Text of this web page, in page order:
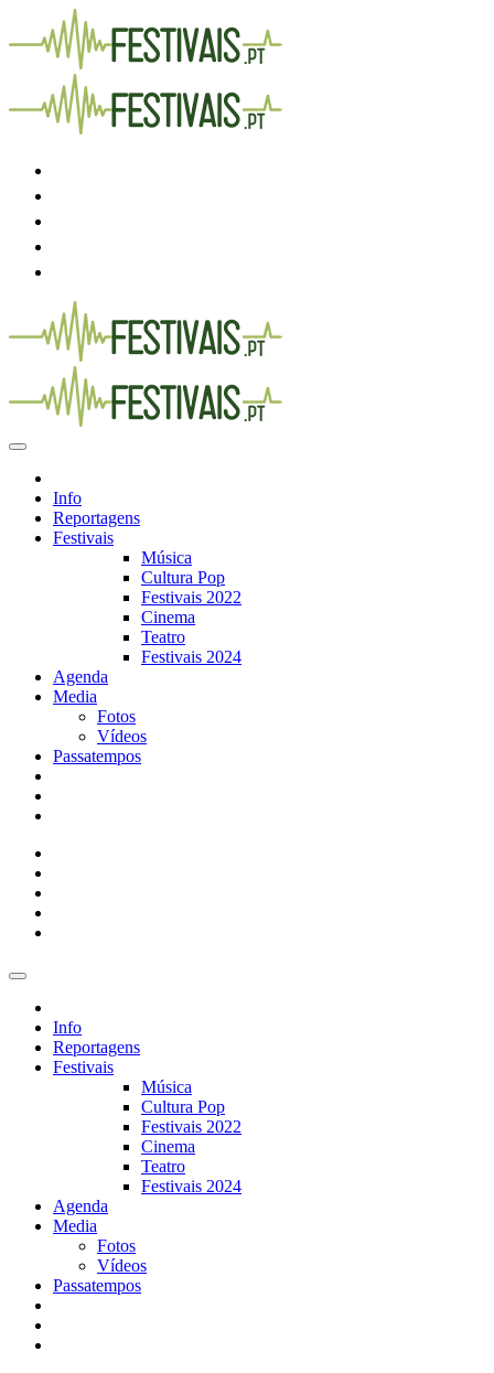
Info
Reportagens
Festivais
Música
Cultura Pop
Festivais 2022
Cinema
Teatro
Festivais 2024
Agenda
Media
Fotos
Vídeos
Passatempos
Info
Reportagens
Festivais
Música
Cultura Pop
Festivais 2022
Cinema
Teatro
Festivais 2024
Agenda
Media
Fotos
Vídeos
Passatempos